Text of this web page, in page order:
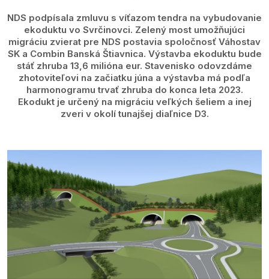
NDS podpísala zmluvu s víťazom tendra na vybudovanie
ekoduktu vo Svrčinovci. Zelený most umožňujúci
migráciu zvierat pre NDS postavia spoločnosť Váhostav
SK a Combin Banská Štiavnica. Výstavba ekoduktu bude
stáť zhruba 13,6 milióna eur. Stavenisko odovzdáme
zhotoviteľovi na začiatku júna a výstavba má podľa
harmonogramu trvať zhruba do konca leta 2023.
Ekodukt je určený na migráciu veľkých šeliem a inej
zveri v okolí tunajšej diaľnice D3.